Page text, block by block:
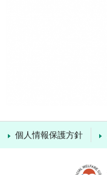
個人情報保護方針